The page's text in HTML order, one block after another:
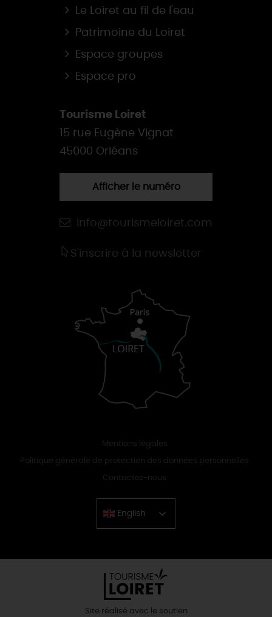
Le Loiret au fil de l'eau
Patrimoine du Loiret
Espace groupes
Espace pro
Tourisme Loiret
15 rue Eugène Vignat
45000 Orléans
Afficher le numéro
info@tourismeloiret.com
S'inscrire à la newsletter
Mentions légales
Politique générale de protection des données personnelles
Contactez-nous
English
Chinese
Site réalisé avec le soutien